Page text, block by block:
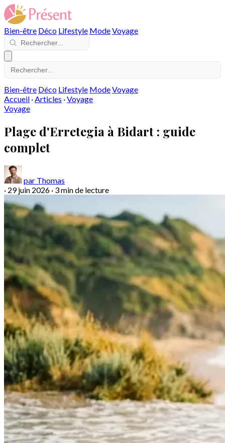
Bien-être Déco Lifestyle ModeVoyage
Bien-être Déco Lifestyle ModeVoyage
Accueil ·Articles ·Voyage
Voyage
Plage d'Erretegia à Bidart : guide
complet
par Thomas
· 29 juin 2026 · 3 min de lecture